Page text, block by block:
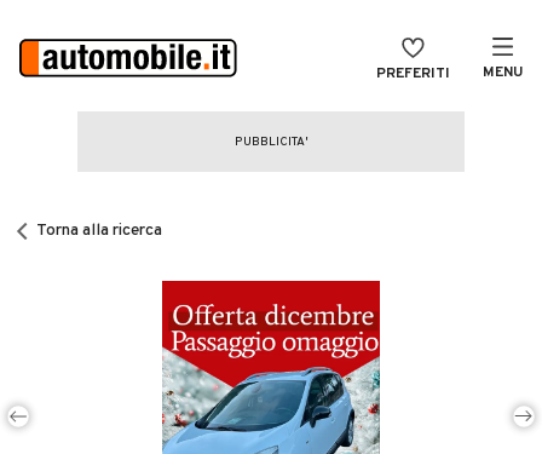
PREFERITI MENU
CERCA
Auto Nuove
Noleggio a lungo termine
Auto d'epoca
Torna alla ricerca